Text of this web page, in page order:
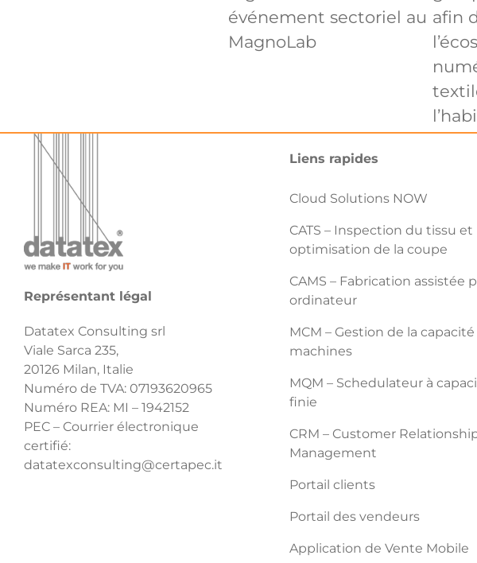
événement sectoriel au
MagnoLab
afin
Représentant légal
Datatex Consulting srl
Viale Sarca 235,
20126 Milan, Italie
Numéro de TVA: 07193620965
Numéro REA: MI – 1942152
PEC – Courrier électronique
certifié:
datatexconsulting@certapec.it
Liens rapides
Cloud Solutions NOW
CATS – Inspection du tissu et
optimisation de la coupe
CAMS – Fabrication assistée
ordinateur
MCM – Gestion de la
machines
MQM – Schedulateur à
finie
CRM – Customer
Management
Portail clients
Portail des vendeurs
Application de Vente Mobile